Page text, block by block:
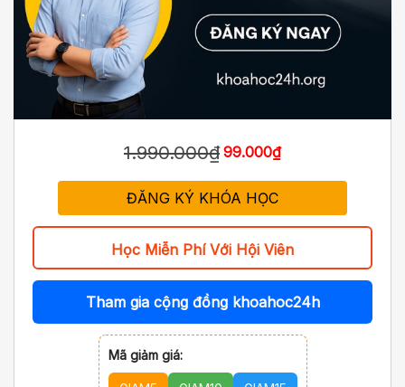
1.990.000₫ 99.000₫
ĐĂNG KÝ KHÓA HỌC
Học Miễn Phí Với Hội Viên
Tham gia cộng đồng khoahoc24h
Mã giảm giá: